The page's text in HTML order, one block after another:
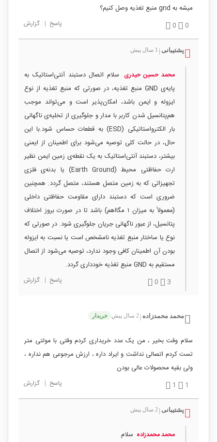
میشه به gnd منبع تغذیه وصل کنیم؟
0
0 پاسخ | گزارش
پشتیبانی 1 سال پیش
محمد حسین حیدری سلام اتصال دستبند آنتی‌استاتیک به
پایه‌ی GND منبع تغذیه، در صورتی که منبع تغذیه از نوع
ایزوله و ایمن باشد، امکان‌پذیر است و می‌تواند موجب
هم‌پتانسیل شدن کاربر با مدار و جلوگیری از تخلیه‌ی ناگهانی
بار الکترواستاتیکی (ESD) به قطعات حساس شود.با این
حال، در حالت کلی توصیه می‌شود برای اطمینان از ایمنی
بیشتر، دستبند آنتی‌استاتیک به یک نقطه‌ی زمین ایمن نظیر
ارت حفاظتی محیط (Earth Ground) یا بدنه‌ی فلزی
تجهیزاتی که به زمین متصل هستند، متصل گردد. همچنین
ضروری است که دستبند دارای مقاومت حفاظتی داخلی
(معمولاً به میزان ۱ مگااهم) باشد تا در صورت بروز اختلاف
پتانسیل، از عبور ناگهانی جریان جلوگیری شود. در صورتی که
نوع یا ساختار منبع تغذیه نامشخص است یا نسبت به ایزوله
بودن آن اطمینان کافی وجود ندارد، توصیه می‌شود از اتصال
مستقیم به GND منبع تغذیه خودداری گردد.
3
0 پاسخ | گزارش
محمد محمدزاده 2 سال پیش خریدار
سلام وقت بخیر ، من یک عدد خریداری کردم وقتی با مولتی متر
تست کردم اتصالی نداشت و ایراد داره ، ارزش مرجوعی هم نداره ،
ولی بقیه محصولات عالی بودن
1
1 پاسخ | گزارش
پشتیبانی 2 سال پیش
محمد محمدزاده سلام